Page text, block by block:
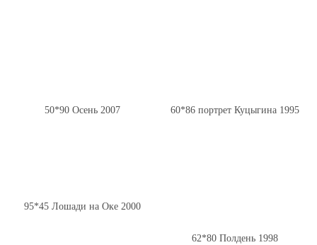
50*90 Осень 2007 60*86 портрет Куцыгина 1995
95*45 Лошади на Оке 2000
62*80 Полдень 1998